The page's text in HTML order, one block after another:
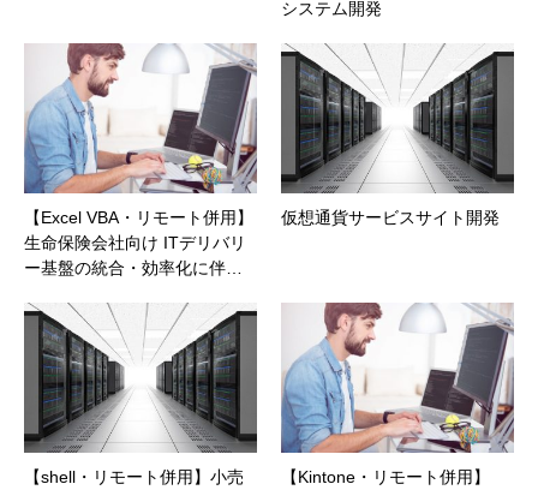
システム開発
【Excel VBA・リモート併用】
生命保険会社向け ITデリバリ
ー基盤の統合・効率化に伴…
仮想通貨サービスサイト開発
【shell・リモート併用】小売
【Kintone・リモート併用】